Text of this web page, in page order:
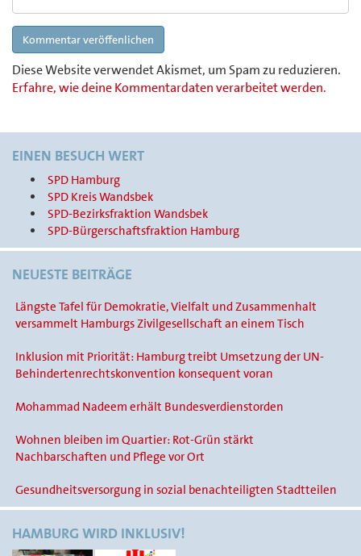
Diese Website verwendet Akismet, um Spam zu reduzieren.
Erfahre, wie deine Kommentardaten verarbeitet werden.
EINEN BESUCH WERT
SPD Hamburg
SPD Kreis Wandsbek
SPD-Bezirksfraktion Wandsbek
SPD-Bürgerschaftsfraktion Hamburg
NEUESTE BEITRÄGE
Längste Tafel für Demokratie, Vielfalt und Zusammenhalt
versammelt Hamburgs Zivilgesellschaft an einem Tisch
Inklusion mit Priorität: Hamburg treibt Umsetzung der UN-
Behindertenrechtskonvention konsequent voran
Mohammad Nadeem erhält Bundesverdienstorden
Wohnen bleiben im Quartier: Rot-Grün stärkt
Nachbarschaften und Pflege vor Ort
Gesundheitsversorgung in sozial benachteiligten Stadtteilen
HAMBURG WIRD INKLUSIV!